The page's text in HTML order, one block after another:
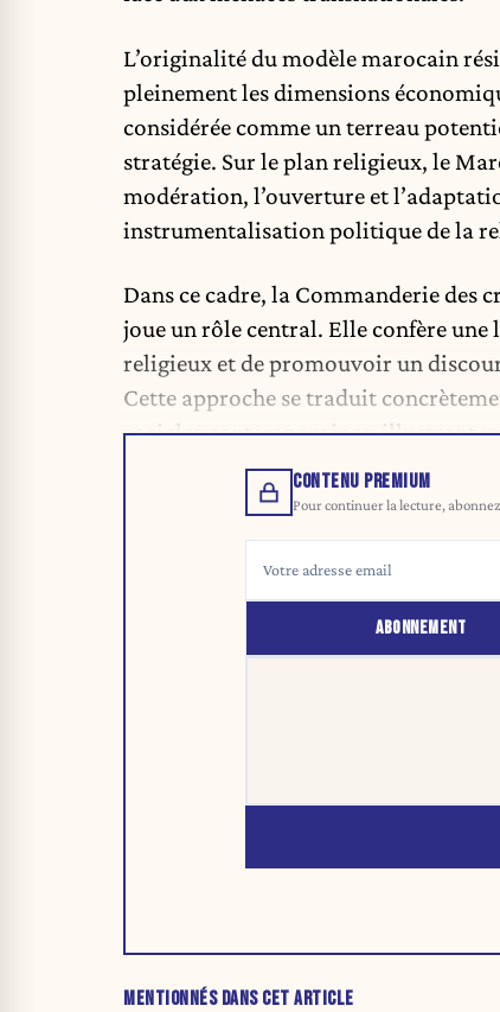
L’originalité du modèle marocain
pleinement les dimensions
considérée comme un terreau
stratégie. Sur le plan religieux, le
modération, l’ouverture et
instrumentalisation politique de la
Dans ce cadre, la Commanderie des
joue un rôle central. Elle confère
religieux et de promouvoir un
Cette approche se traduit
sociales contemporaines, illustrant
CONTENU PREMIUM
Pour continuer la lecture,
ABONNEMENT
MENTIONNÉS DANS CET ARTICLE